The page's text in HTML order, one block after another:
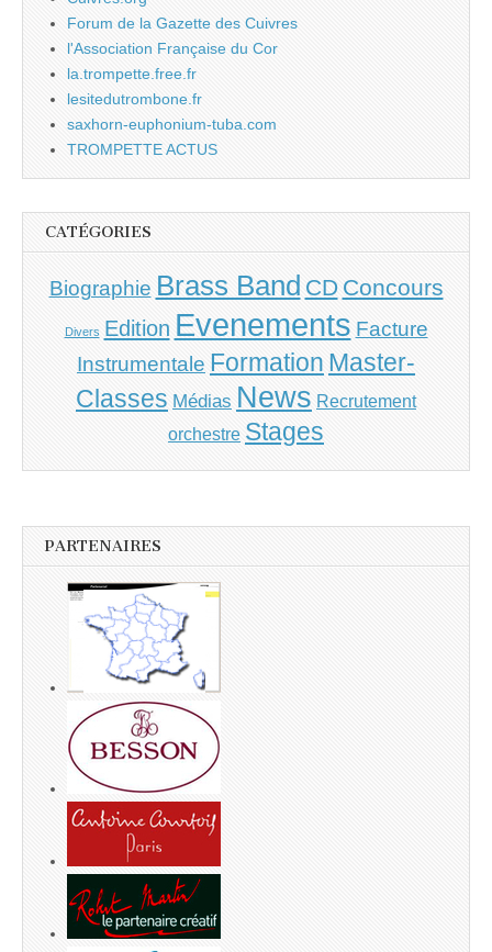
Forum de la Gazette des Cuivres
l'Association Française du Cor
la.trompette.free.fr
lesitedutrombone.fr
saxhorn-euphonium-tuba.com
TROMPETTE ACTUS
CATÉGORIES
Biographie Brass Band CD Concours
Divers Edition Evenements Facture
Instrumentale Formation Master-
Classes Médias News Recrutement
orchestre Stages
PARTENAIRES